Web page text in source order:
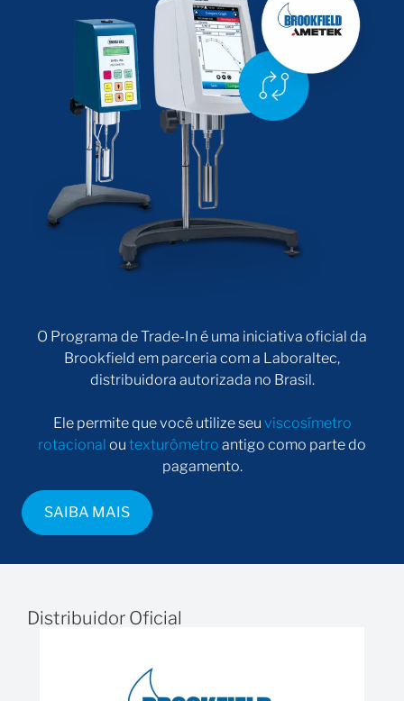
O Programa de Trade-In é uma iniciativa oficial da
Brookfield em parceria com a Laboraltec,
distribuidora autorizada no Brasil.
Ele permite que você utilize seu viscosímetro
rotacional ou texturômetro antigo como parte do
pagamento.
SAIBA MAIS
Distribuidor Oficial